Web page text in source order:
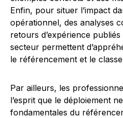
Enfin, pour situer l’impact
opérationnel, des analyses
retours d’expérience
secteur permettent
le référencement et le
Par ailleurs, les
l’esprit que le déploiement
fondamentales du